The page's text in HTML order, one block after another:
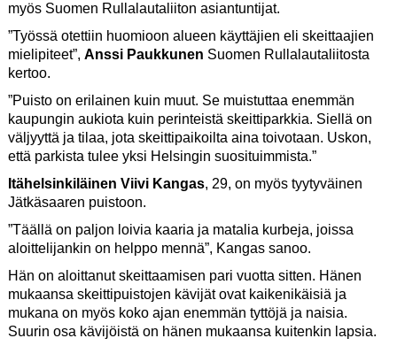
myös Suomen Rullalautaliiton asiantuntijat.
”Työssä otettiin huomioon alueen käyttäjien eli skeittaajien
mielipiteet”, Anssi Paukkunen Suomen Rullalautaliitosta
kertoo.
”Puisto on erilainen kuin muut. Se muistuttaa enemmän
kaupungin aukiota kuin perinteistä skeittiparkkia. Siellä on
väljyyttä ja tilaa, jota skeittipaikoilta aina toivotaan. Uskon,
että parkista tulee yksi Helsingin suosituimmista.”
Itähelsinkiläinen Viivi Kangas, 29, on myös tyytyväinen
Jätkäsaaren puistoon.
”Täällä on paljon loivia kaaria ja matalia kurbeja, joissa
aloittelijankin on helppo mennä”, Kangas sanoo.
Hän on aloittanut skeittaamisen pari vuotta sitten. Hänen
mukaansa skeittipuistojen kävijät ovat kaikenikäisiä ja
mukana on myös koko ajan enemmän tyttöjä ja naisia.
Suurin osa kävijöistä on hänen mukaansa kuitenkin lapsia.